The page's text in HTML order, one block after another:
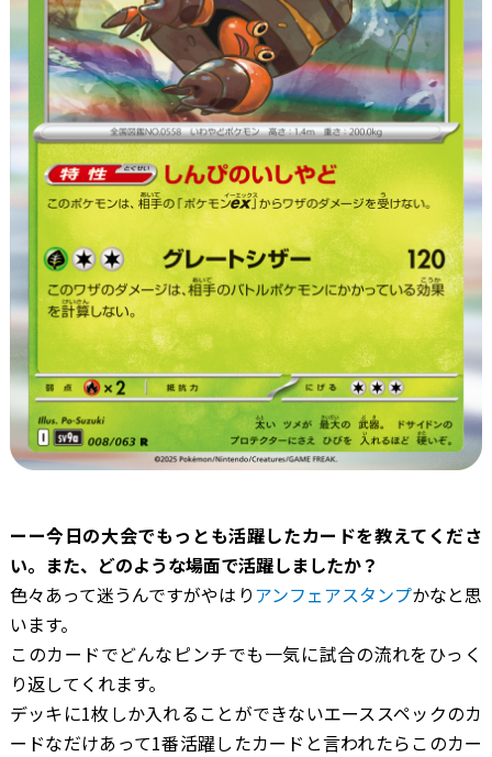
ーー今日の大会でもっとも活躍したカードを教えてくださ
い。また、どのような場面で活躍しましたか？
色々あって迷うんですがやはりアンフェアスタンプかなと思
います。
このカードでどんなピンチでも一気に試合の流れをひっく
り返してくれます。
デッキに1枚しか入れることができないエーススペックのカ
ードなだけあって1番活躍したカードと言われたらこのカー